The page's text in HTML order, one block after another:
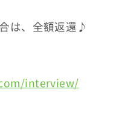
は、全額返還♪
interview/